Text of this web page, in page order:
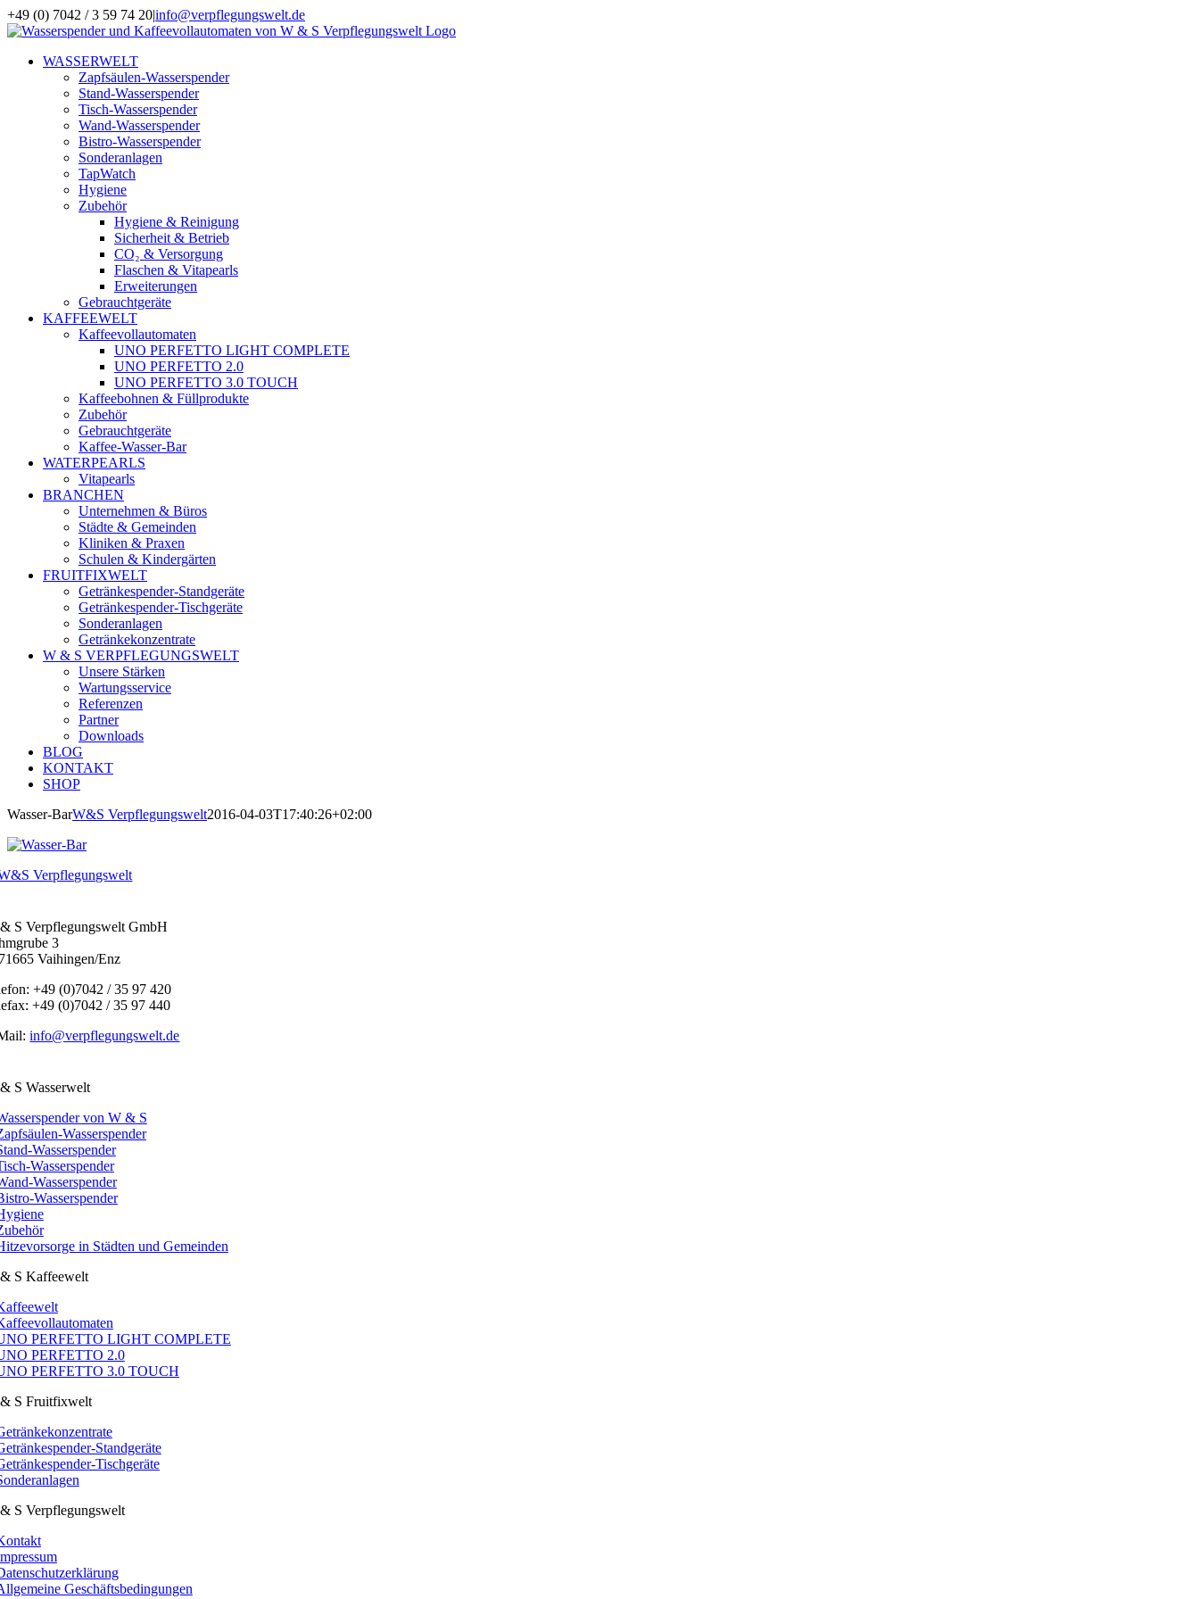
Zum
Inhalt
+49 (0) 7042 / 3 59 74 20|info@verpflegungswelt.de
Facebook
LinkedIn
Xing
Instagram
WASSERWELT
Zapfsäulen-Wasserspender
Stand-Wasserspender
Tisch-Wasserspender
Wand-Wasserspender
Bistro-Wasserspender
Sonderanlagen
TapWatch
Hygiene
Zubehör
Hygiene & Reinigung
Sicherheit & Betrieb
CO₂ & Versorgung
Flaschen & Vitapearls
Erweiterungen
Gebrauchtgeräte
KAFFEEWELT
Kaffeevollautomaten
UNO PERFETTO LIGHT COMPLETE
UNO PERFETTO 2.0
UNO PERFETTO 3.0 TOUCH
Kaffeebohnen & Füllprodukte
Zubehör
Gebrauchtgeräte
Kaffee-Wasser-Bar
WATERPEARLS
Vitapearls
BRANCHEN
Unternehmen & Büros
Städte & Gemeinden
Kliniken & Praxen
Schulen & Kindergärten
FRUITFIXWELT
Getränkespender-Standgeräte
Getränkespender-Tischgeräte
Sonderanlagen
Getränkekonzentrate
W & S VERPFLEGUNGSWELT
Unsere Stärken
Wartungsservice
Referenzen
Partner
Downloads
BLOG
KONTAKT
SHOP
Wasser-BarW&S Verpflegungswelt2016-04-03T17:40:26+02:00
S Verpflegungswelt GmbH
3
Vaihingen/Enz
+49 (0)7042 / 35 97 420
+49 (0)7042 / 35 97 440
info@verpflegungswelt.de
S Wasserwelt
von W & S
Wasserspender
Wasserspender
Wasserspender
Wasserspender
Wasserspender
in Städten und Gemeinden
S Kaffeewelt
PERFETTO LIGHT COMPLETE
PERFETTO 2.0
PERFETTO 3.0 TOUCH
S Fruitfixwelt
Standgeräte
Tischgeräte
S Verpflegungswelt
Geschäftsbedingungen